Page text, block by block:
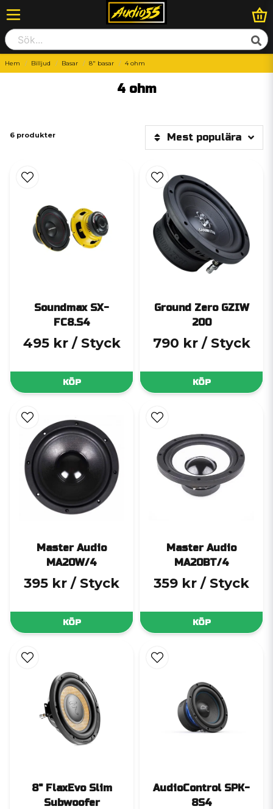
Hem Billjud Basar 8" basar 4 ohm
4 ohm
6 produkter Mest populära
Soundmax SX-
FC8.S4
495 kr / Styck
KÖP
Ground Zero GZIW
200
790 kr / Styck
KÖP
Master Audio
MA20W/4
395 kr / Styck
KÖP
Master Audio
MA20BT/4
359 kr / Styck
KÖP
8" FlaxEvo Slim
Subwoofer
AudioControl SPK-
8S4